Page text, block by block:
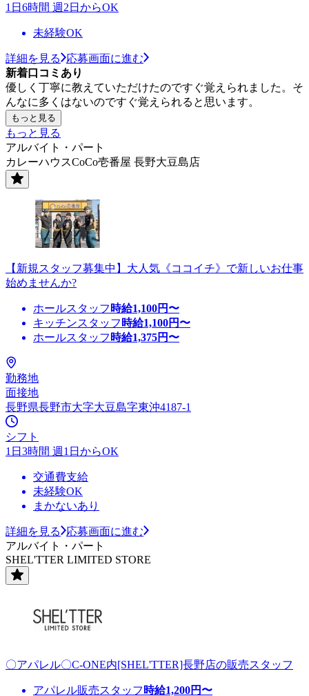
1日6時間 週2日からOK
未経験OK
詳細を見る
応募画面に進む
新着口コミあり
優しく丁寧に教えていただけたのですぐ覚えられました。そ
んなに多くはないのですぐ覚えられると思います。
もっと見る
もっと見る
アルバイト・パート
カレーハウスCoCo壱番屋 長野大豆島店
【新規スタッフ募集中】大人気《ココイチ》で新しいお仕事
始めませんか?
ホールスタッフ 時給1,100円〜
キッチンスタッフ 時給1,100円〜
ホールスタッフ 時給1,375円〜
勤務地
面接地
長野県長野市大字大豆島字東沖4187-1
シフト
1日3時間 週1日からOK
交通費支給
未経験OK
まかないあり
詳細を見る
応募画面に進む
アルバイト・パート
SHEL'TTER LIMITED STORE
〇アパレル〇C-ONE内[SHEL'TTER]長野店の販売スタッフ
アパレル販売スタッフ 時給1,200円〜